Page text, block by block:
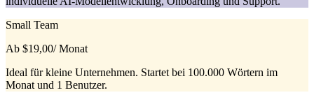
Small Team
Ab $19,00/ Monat
Ideal für kleine Unternehmen. Startet bei 100.000 Wörtern im
Monat und 1 Benutzer.